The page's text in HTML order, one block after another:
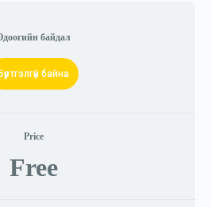
байдал
Бүртгэлгүй байна
Price
Free